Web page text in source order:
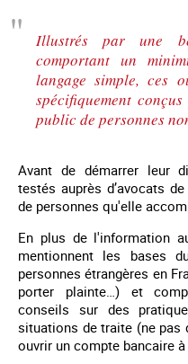
Illustrés par une
comportant un
langage simple, ces
spécifiquement
public de personnes
Avant de démarrer leur
testés auprès d’avocats
de personnes qu'elle
En plus de l'information
mentionnent les bases
personnes étrangères en
porter plainte…) et
conseils sur des
situations de traite (ne pas
ouvrir un compte bancaire